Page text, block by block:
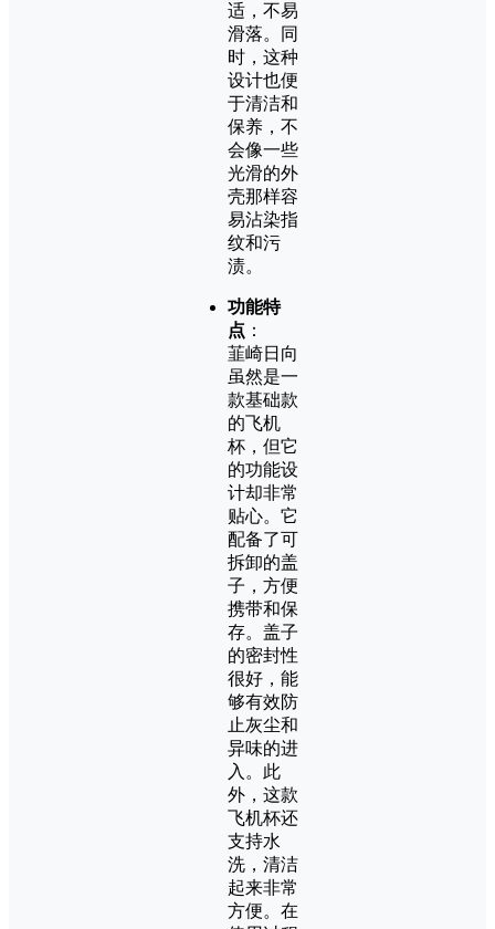
适，不易
滑落。同
时，这种
设计也便
于清洁和
保养，不
会像一些
光滑的外
壳那样容
易沾染指
纹和污
渍。
功能特
点 ：
韮崎日向
虽然是一
款基础款
的飞机
杯，但它
的功能设
计却非常
贴心。它
配备了可
拆卸的盖
子，方便
携带和保
存。盖子
的密封性
很好，能
够有效防
止灰尘和
异味的进
入。此
外，这款
飞机杯还
支持水
洗，清洁
起来非常
方便。在